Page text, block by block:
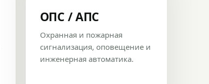
ОПС / АПС
Охранная и пожарная
сигнализация, оповещение и
инженерная автоматика.